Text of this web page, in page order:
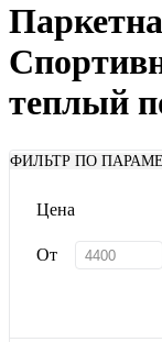
теплый
ФИЛЬТР ПО
Цена
От